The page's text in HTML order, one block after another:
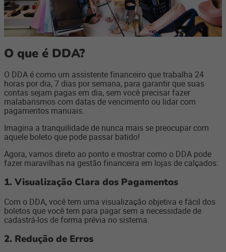
O que é DDA?
O DDA é como um assistente financeiro que trabalha 24
horas por dia, 7 dias por semana, para garantir que suas
contas sejam pagas em dia, sem você precisar fazer
malabarismos com datas de vencimento ou lidar com
pagamentos manuais.
Imagina a tranquilidade de nunca mais se preocupar com
aquele boleto que pode passar batido!
Agora, vamos direto ao ponto e mostrar como o DDA pode
fazer maravilhas na gestão financeira em lojas de calçados:
1. Visualização Clara dos Pagamentos
Com o DDA, você tem uma visualização objetiva e fácil dos
boletos que você tem para pagar sem a necessidade de
cadastrá-los de forma prévia no sistema.
2. Redução de Erros